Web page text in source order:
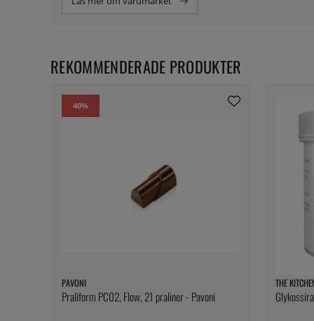
40%
PAVONI
Praliform PC02, Flow, 21 praliner - Pavoni
THE
REKOMMENDERADE PRODUKTER